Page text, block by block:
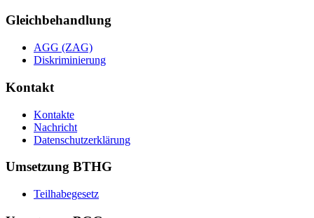
Gleichbehandlung
AGG (ZAG)
Diskriminierung
Kontakt
Kontakte
Nachricht
Datenschutzerklärung
Umsetzung BTHG
Teilhabegesetz